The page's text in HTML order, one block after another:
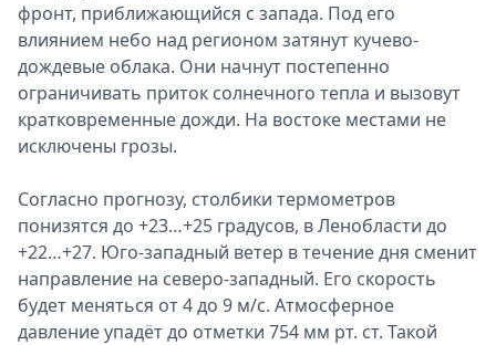
фронт, приближающийся с запада. Под его
влиянием небо над регионом затянут кучево-
дождевые облака. Они начнут постепенно
ограничивать приток солнечного тепла и вызовут
кратковременные дожди. На востоке местами не
исключены грозы.
Согласно прогнозу, столбики термометров
понизятся до +23…+25 градусов, в Ленобласти до
+22…+27. Юго-западный ветер в течение дня сменит
направление на северо-западный. Его скорость
будет меняться от 4 до 9 м/с. Атмосферное
давление упадёт до отметки 754 мм рт. ст. Такой